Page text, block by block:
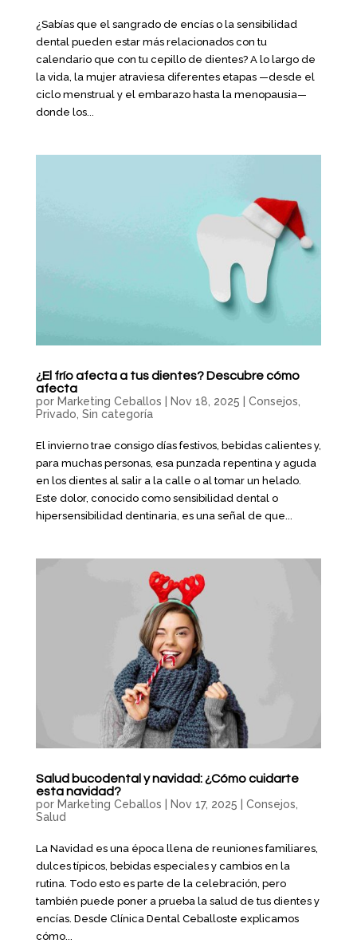
¿Sabías que el sangrado de encías o la sensibilidad
dental pueden estar más relacionados con tu
calendario que con tu cepillo de dientes? A lo largo de
la vida, la mujer atraviesa diferentes etapas —desde el
ciclo menstrual y el embarazo hasta la menopausia—
donde los...
¿El frío afecta a tus dientes? Descubre cómo
afecta
por Marketing Ceballos | Nov 18, 2025 | Consejos
Privado Sin categoría
El invierno trae consigo días festivos, bebidas calientes y,
para muchas personas, esa punzada repentina y aguda
en los dientes al salir a la calle o al tomar un helado.
Este dolor, conocido como sensibilidad dental o
hipersensibilidad dentinaria, es una señal de que...
Salud bucodental y navidad: ¿Cómo cuidarte
esta navidad?
por Marketing Ceballos Nov 17, 2025 Consejos,
Salud
La Navidad es una época llena de reuniones familiares,
dulces típicos, bebidas especiales y cambios en la
rutina. Todo esto es parte de la celebración, pero
también puede poner a prueba la salud de tus dientes y
encías. Desde Clínica Dental Ceballoste explicamos
cómo...